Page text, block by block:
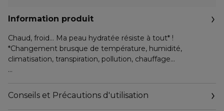
Information produit
Chaud, froid… Ma peau hydratée résiste à tout* !
*Changement brusque de température, humidité,
climatisation, transpiration, pollution, chauffage…
l’hydratation de votre peau tout en la protégeant des chocs
thermiques et de la pollution, à tout moment de la journée.
Conseils et Précautions d'utilisation